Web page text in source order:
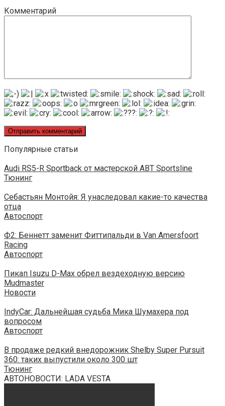
Комментарий
Популярные статьи
Audi RS5-R Sportback от мастерской ABT Sportsline
Тюнинг
Себастьян Монтойя: Я унаследовал какие-то качества
отца
Автоспорт
Ф2: Беннетт заменит Фиттипальди в Van Amersfoort
Racing
Автоспорт
Пикап Isuzu D-Max обрел вездеходную версию
Mudmaster
Новости
IndyCar: Дальнейшая судьба Мика Шумахера под
вопросом
Автоспорт
В продаже редкий внедорожник Shelby Super Pursuit
360: таких выпустили около 300 шт
Тюнинг
АВТОНОВОСТИ: LADA VESTA